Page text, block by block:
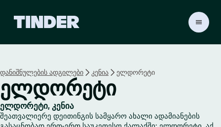
r
H
o
m
e
დანიშნულების ადგილები კენია ელდორეტი
ელდორეტი
ელდორეტი, კენია
შეათვალიერე დეითინგის სამყარო ახალი ადამიანების